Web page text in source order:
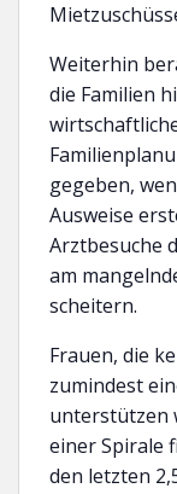
Weiterhin
die Familien
gegeben,
Ausweise
Arztbesuche
am
scheitern.
Frauen, die
zumindest
unterstützen
einer Spirale
den letzten